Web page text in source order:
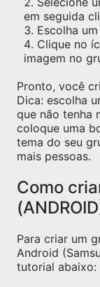
em seguida
Escolha
Clique no
imagem no
Pronto, você
Dica: escolha
que não tenha
coloque uma
tema do seu
mais pessoas.
Como
Para criar um
Android
tutorial abaixo: